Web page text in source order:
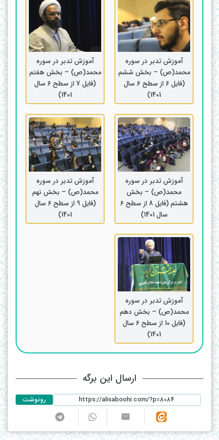
آموزش تدبر در سوره
محمد(ص) – بخش ششم
(فایل 6 از سطح 6 سال
1401)
آموزش تدبر در سوره
محمد(ص) – بخش هفتم
(فایل 7 از سطح 6 سال
1401)
آموزش تدبر در سوره
محمد(ص) – بخش
هشتم (فایل 8 از سطح 6
سال 1401)
آموزش تدبر در سوره
محمد(ص) – بخش نهم
(فایل 9 از سطح 6 سال
1401)
آموزش تدبر در سوره
محمد(ص) – بخش دهم
(فایل 10 از سطح 6 سال
1401)
ارسال این برگه
رونوشت